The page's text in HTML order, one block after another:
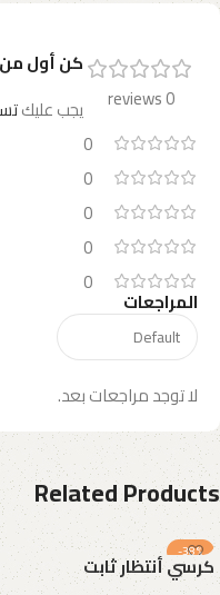
0 reviews
0
0
0
0
0
المراجعات
لا توجد مراجعات بعد.
كن أول من
يجب عليك
Related Products
-38%
كرسي أنتظار ثابت